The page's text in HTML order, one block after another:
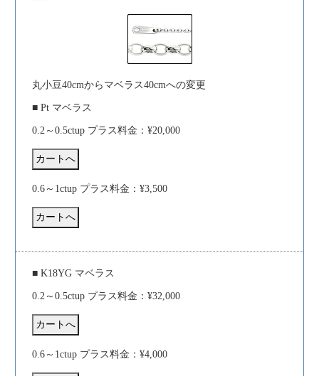
丸小豆40cmからマベラス40cmへの変更
■ Pt マベラス
0.2～0.5ctup プラス料金：¥20,000
0.6～1ctup プラス料金：¥3,500
■ K18YG マベラス
0.2～0.5ctup プラス料金：¥32,000
0.6～1ctup プラス料金：¥4,000